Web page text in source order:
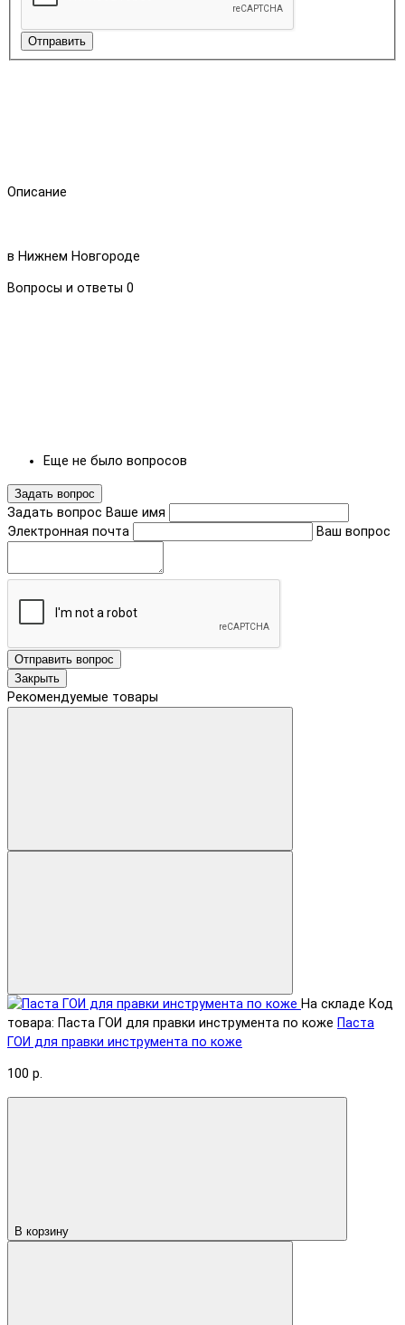
Отправить
Описание
в Нижнем Новгороде
Вопросы и ответы 0
Еще не было вопросов
Задать вопрос
Задать вопрос Ваше имя
Электронная почта
Ваш вопрос
Отправить вопрос
Закрыть
Рекомендуемые товары
На складе Код
товара: Паста ГОИ для правки инструмента по коже Паста
ГОИ для правки инструмента по коже
100 р.
В корзину